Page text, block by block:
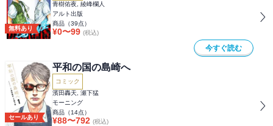
無料あり
青樹佑夜, 綾峰欄人
アルト出版
商品（39点）
¥0〜99 (税込)
今すぐ読む
セールあり
平和の国の島崎へ
コミック
濱田轟天, 瀬下猛
モーニング
商品（14点）
¥88〜792 (税込)